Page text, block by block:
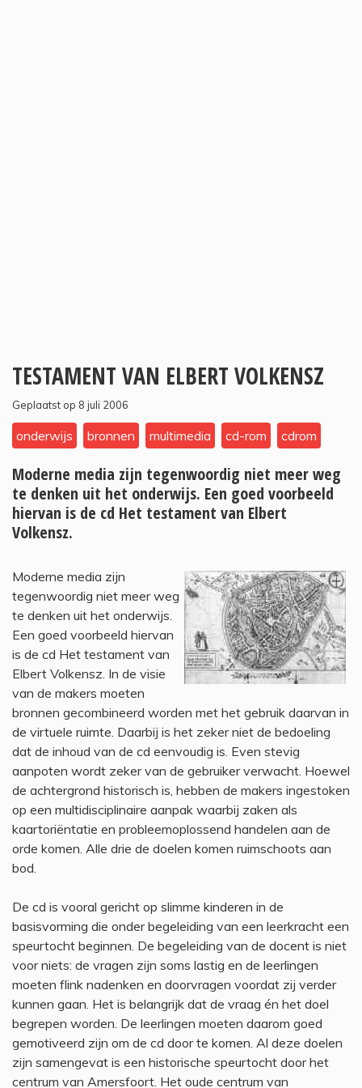
TESTAMENT VAN ELBERT VOLKENSZ
Geplaatst op 8 juli 2006
onderwijs bronnen multimedia cd-rom cdrom
Moderne media zijn tegenwoordig niet meer weg
te denken uit het onderwijs. Een goed voorbeeld
hiervan is de cd Het testament van Elbert
Volkensz.
Moderne media zijn
tegenwoordig niet meer weg
te denken uit het onderwijs.
Een goed voorbeeld hiervan
is de cd Het testament van
Elbert Volkensz. In de visie
van de makers moeten
bronnen gecombineerd worden met het gebruik daarvan in
de virtuele ruimte. Daarbij is het zeker niet de bedoeling
dat de inhoud van de cd eenvoudig is. Even stevig
aanpoten wordt zeker van de gebruiker verwacht. Hoewel
de achtergrond historisch is, hebben de makers ingestoken
op een multidisciplinaire aanpak waarbij zaken als
kaartoriëntatie en probleemoplossend handelen aan de
orde komen. Alle drie de doelen komen ruimschoots aan
bod.
De cd is vooral gericht op slimme kinderen in de
basisvorming die onder begeleiding van een leerkracht een
speurtocht beginnen. De begeleiding van de docent is niet
voor niets: de vragen zijn soms lastig en de leerlingen
moeten flink nadenken en doorvragen voordat zij verder
kunnen gaan. Het is belangrijk dat de vraag én het doel
begrepen worden. De leerlingen moeten daarom goed
gemotiveerd zijn om de cd door te komen. Al deze doelen
zijn samengevat is een historische speurtocht door het
centrum van Amersfoort. Het oude centrum van